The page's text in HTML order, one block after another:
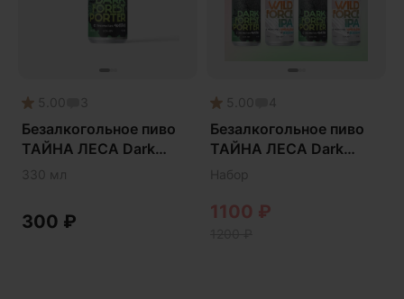
5.00 3
Безалкогольное пиво
ТАЙНА ЛЕСА Dark
Forest Porter • ZERO
330 мл
300 ₽
5.00 4
Безалкогольное пиво
ТАЙНА ЛЕСА Dark
Forest Porter + Wild
Набор
1100 ₽